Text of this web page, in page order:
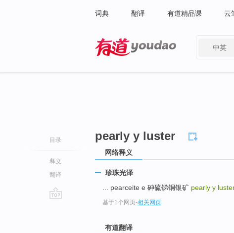
词典 翻译 有道精品课 云
中英
目录
释义
翻译
pearly y luster
网络释义
珍珠光泽
... pearceite e 砷硫锑铜银矿 pearly y
基于1个网页-相关网页
有道翻译